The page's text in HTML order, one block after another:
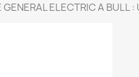
GENERAL ELECTRIC A